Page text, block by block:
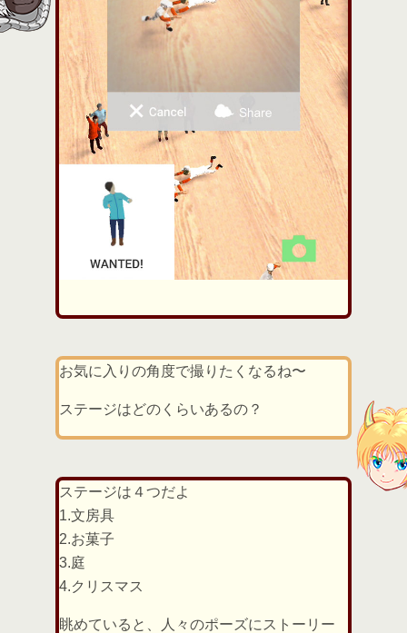
お気に入りの角度で撮りたくなるね〜
ステージはどのくらいあるの？
ステージは４つだよ
1.文房具
2.お菓子
3.庭
4.クリスマス
眺めていると、人々のポーズにストーリー